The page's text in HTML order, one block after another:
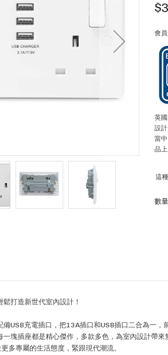
會
英
設
當
品
這
數量
打造新世代室內設計！
USB充電插口，把13A插口和USB插口二合為一，
塊插座都是精心傑作，多款多色，為室內設計帶
多專屬的生活態度，緊跟現代潮流。